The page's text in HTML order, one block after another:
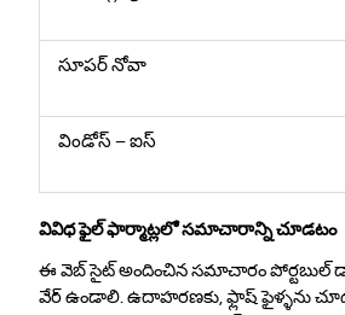
సూపర్ నోవా
విండోస్ – ఐస్
వివిధ ఫైల్ ఫార్మాట్లలో సమాచారాన్ని చూడటం
ఈ వెబ్ సైట్ అందించిన సమాచారం పోర్టబుల్
వేర్ ఉండాలి. ఉదాహరణకు, ఫ్లాష్ ఫైళ్ళను